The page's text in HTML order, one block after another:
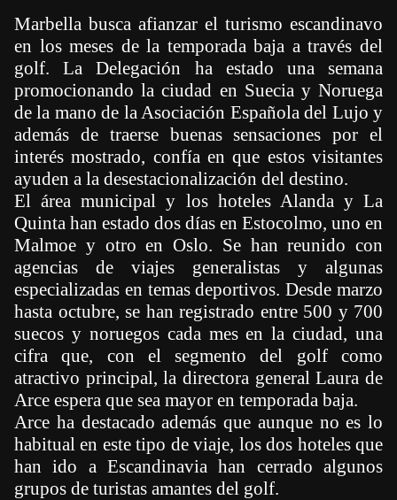
Marbella busca afianzar el turismo escandinavo
en los meses de la temporada baja a través del
golf. La Delegación ha estado una semana
promocionando la ciudad en Suecia y Noruega
de la mano de la Asociación Española del Lujo y
además de traerse buenas sensaciones por el
interés mostrado, confía en que estos visitantes
ayuden a la desestacionalización del destino.
El área municipal y los hoteles Alanda y La
Quinta han estado dos días en Estocolmo, uno en
Malmoe y otro en Oslo. Se han reunido con
agencias de viajes generalistas y algunas
especializadas en temas deportivos. Desde marzo
hasta octubre, se han registrado entre 500 y 700
suecos y noruegos cada mes en la ciudad, una
cifra que, con el segmento del golf como
atractivo principal, la directora general Laura de
Arce espera que sea mayor en temporada baja.
Arce ha destacado además que aunque no es lo
habitual en este tipo de viaje, los dos hoteles que
han ido a Escandinavia han cerrado algunos
grupos de turistas amantes del golf.